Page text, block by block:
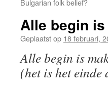
Bulgarian folk belief?
Alle begin
Geplaatst op 18 februari,
Alle begin is
(het is het einde